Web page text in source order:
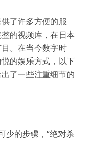
了许多方便的服
的视频库，在日本
。在当今数字时
的娱乐方式，以下
了一些注重细节的
少的步骤，“绝对杀